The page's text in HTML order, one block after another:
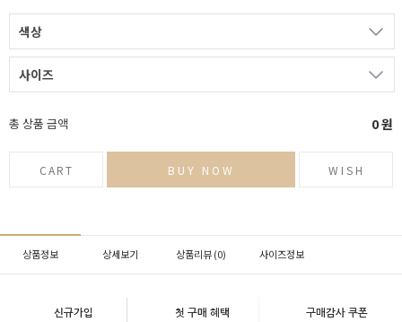
색상
사이즈
총 상품 금액 0원
CART BUY NOW WISH
상품정보 상세보기 상품리뷰 (0) 사이즈정보